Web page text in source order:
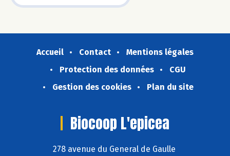
Accueil Contact
Mentions légales
Protection des données
CGU
Gestion des cookies
Plan du site
Biocoop L'epicea
278 avenue du General de Gaulle